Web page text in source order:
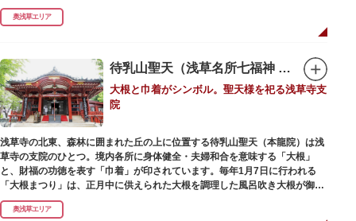
チーフにした絵馬や御朱印帳も人気です。
1063（康平6）年、時の奥羽鎮守府源頼朝・義家父子が祈願し鎌倉の鶴ヶ丘
末に活躍した新選組沖田総司の終焉の地の碑も佇んでいます。また、浅草名
所七福神の福禄寿が祀られており、七福神詣りの参拝客でも賑わうスポット
です。
奥浅草エリア
待乳山聖天（浅草名所七福神 毘沙門天）
大根と巾着がシンボル。聖天様を祀る浅草寺支
院
浅草寺の北東、森林に囲まれた丘の上に位置する待乳山聖天（本龍院）は浅
草寺の支院のひとつ。境内各所に身体健全・夫婦和合を意味する「大根」
と、財福の功徳を表す「巾着」が印されています。毎年1月7日に行われる
「大根まつり」は、正月中に供えられた大根を調理した風呂吹き大根が御神
酒とともに参拝者に振る舞われるイベント。聖天様のお下がりの大根をいた
だくことで、心身健康のご利益があるそうです。
奥浅草エリア